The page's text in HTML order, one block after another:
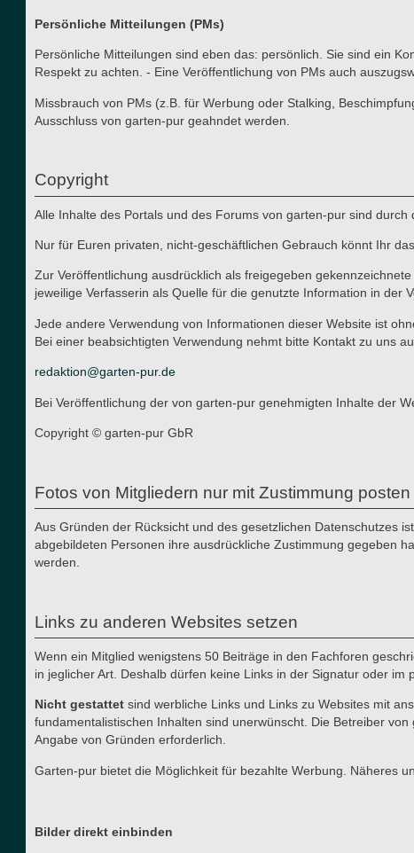
Persönliche Mitteilungen (PMs)
Persönliche Mitteilungen sind eben das: persönlich. Sie sind ein
Respekt zu achten. - Eine Veröffentlichung von PMs auch
Missbrauch von PMs (z.B. für Werbung oder Stalking,
Ausschluss von garten-pur geahndet werden.
Copyright
Alle Inhalte des Portals und des Forums von garten-pur sind durch
Nur für Euren privaten, nicht-geschäftlichen Gebrauch könnt Ihr
Zur Veröffentlichung ausdrücklich als freigegeben
jeweilige Verfasserin als Quelle für die genutzte Information in der
Jede andere Verwendung von Informationen dieser Website ist
Bei einer beabsichtigten Verwendung nehmt bitte Kontakt zu uns
redaktion@garten-pur.de
Bei Veröffentlichung der von garten-pur genehmigten Inhalte der
Copyright © garten-pur GbR
Fotos von Mitgliedern nur mit Zustimmung posten
Aus Gründen der Rücksicht und des gesetzlichen Datenschutzes
abgebildeten Personen ihre ausdrückliche Zustimmung gegeben
werden.
Links zu anderen Websites setzen
Wenn ein Mitglied wenigstens 50 Beiträge in den Fachforen
in jeglicher Art. Deshalb dürfen keine Links in der Signatur oder
Nicht gestattet sind werbliche Links und Links zu Websites mit
fundamentalistischen Inhalten sind unerwünscht. Die Betreiber
Angabe von Gründen erforderlich.
Garten-pur bietet die Möglichkeit für bezahlte Werbung. Näheres
Bilder direkt einbinden